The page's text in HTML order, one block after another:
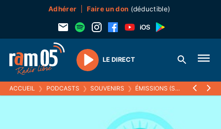
Adhérer Faire un don (déductible)
Play
LE DIRECT
ACCUEIL ❯ PODCASTS ❯ SOUVENIRS ❯ ÉMISSIONS (SOUVENIRS) ❯